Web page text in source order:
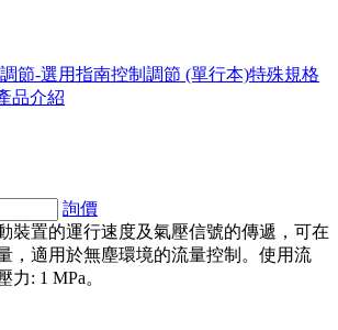
節-選用指南控制調節 (單行本)特殊規格
品介紹
詢價
裝置的運行速度及氣壓信號的傳遞，可在
，適用於無塵環境的流量控制。使用流
: 1 MPa。